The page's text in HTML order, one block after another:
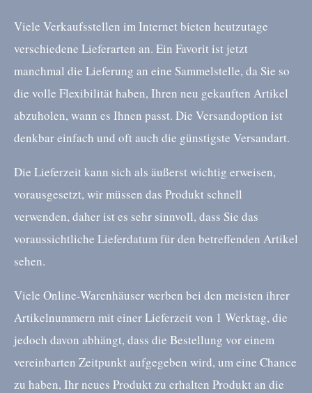
Viele Verkaufsstellen im Internet bieten heutzutage
verschiedene Lieferarten an. Ein Favorit ist jetzt
manchmal die Lieferung an eine Sammelstelle, da Sie so
die volle Flexibilität haben, Ihren neu gekauften Artikel
abzuholen, wann es Ihnen passt. Die Versandoption ist
denkbar einfach und oft auch die günstigste Versandart.
Die Lieferzeit kann sich als äußerst wichtig erweisen,
vorausgesetzt, wir müssen das Produkt schnell
verwenden, daher ist es sehr sinnvoll, dass Sie das
voraussichtliche Lieferdatum für den betreffenden Artikel
sehen.
Viele Online-Warenhäuser werben bei den meisten ihrer
Artikelnummern mit einer Lieferzeit von 1 Werktag, die
jedoch davon abhängt, dass die Bestellung vor einem
vereinbarten Zeitpunkt aufgegeben wird, um eine Chance
zu haben, Ihr neues Produkt zu erhalten Produkt an die